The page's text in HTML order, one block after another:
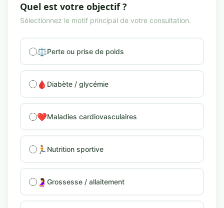
Quel est votre objectif ?
Sélectionnez le motif principal de votre consultation.
⚖️Perte ou prise de poids
🩸 Diabète / glycémie
❤️Maladies cardiovasculaires
🏃 Nutrition sportive
🤰 Grossesse / allaitement